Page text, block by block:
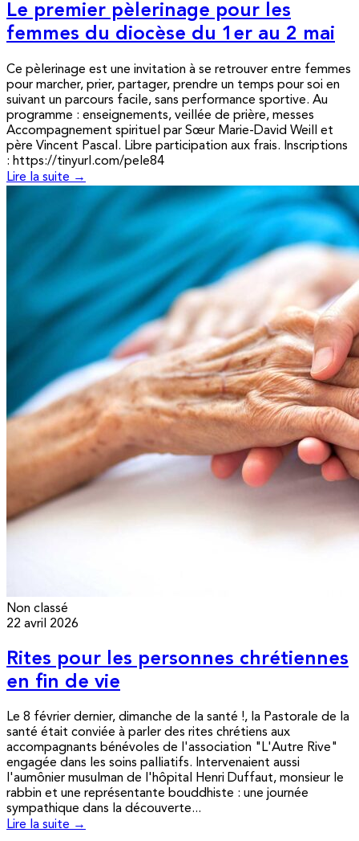
Le premier pèlerinage pour les
femmes du diocèse du 1er au 2 mai
Ce pèlerinage est une invitation à se retrouver entre femmes
pour marcher, prier, partager, prendre un temps pour soi en
suivant un parcours facile, sans performance sportive. Au
programme : enseignements, veillée de prière, messes
Accompagnement spirituel par Sœur Marie-David Weill et
père Vincent Pascal. Libre participation aux frais. Inscriptions
: https://tinyurl.com/pele84
Lire la suite →
Non classé
22 avril 2026
Rites pour les personnes chrétiennes
en fin de vie
Le 8 février dernier, dimanche de la santé !, la Pastorale de la
santé était conviée à parler des rites chrétiens aux
accompagnants bénévoles de l'association "L'Autre Rive"
engagée dans les soins palliatifs. Intervenaient aussi
l'aumônier musulman de l'hôpital Henri Duffaut, monsieur le
rabbin et une représentante bouddhiste : une journée
sympathique dans la découverte...
Lire la suite →